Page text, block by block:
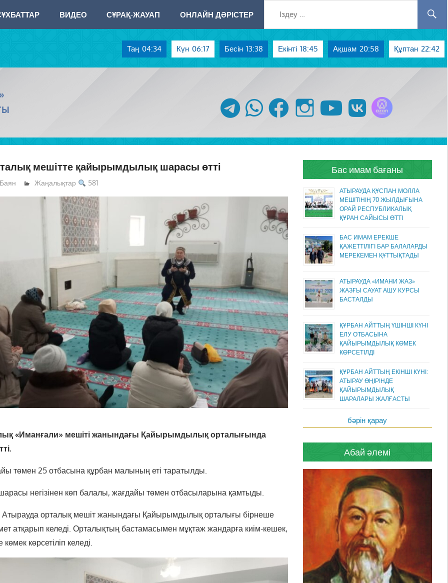
ВИДЕО СҰРАҚ-ЖАУАП ОНЛАЙН ДӘРІСТЕР
Таң 04:34 Күн 06:17 Бесін 13:38 Екінті 18:45 Ақшам 20:58 Құптан 22:42
telegram whatsapp facebook instagram youtubevk
мешітте қайырымдылық шарасы өтті
Баян Жаңалықтар 581
«Иманғали» мешіті жанындағы Қайырымдылық орталығында
төмен 25 отбасына құрбан малының еті таратылды.
негізінен көп балалы, жағдайы төмен отбасыларына қамтыды.
Атырауда орталық мешіт жанындағы Қайырымдылық орталығы бірнеше
атқарып келеді. Орталықтың бастамасымен мұқтаж жандарға киім-кешек,
көмек көрсетіліп келеді.
Бас имам бағаны
АТЫРАУДА ҚҰСПАН МОЛЛА
МЕШІТІНІҢ 70 ЖЫЛДЫҒЫНА
ОРАЙ РЕСПУБЛИКАЛЫҚ
ҚҰРАН САЙЫСЫ ӨТТІ
БАС ИМАМ ЕРЕКШЕ
ҚАЖЕТТІЛІГІ БАР БАЛАЛАРДЫ
МЕРЕКЕМЕН ҚҰТТЫҚТАДЫ
АТЫРАУДА «ИМАНИ ЖАЗ»
ЖАЗҒЫ САУАТ АШУ КУРСЫ
БАСТАЛДЫ
ҚҰРБАН АЙТТЫҢ ҮШІНШІ КҮНІ
ЕЛУ ОТБАСЫНА
ҚАЙЫРЫМДЫЛЫҚ КӨМЕК
КӨРСЕТІЛДІ
ҚҰРБАН АЙТТЫҢ ЕКІНШІ КҮНІ:
АТЫРАУ ӨҢІРІНДЕ
ҚАЙЫРЫМДЫЛЫҚ
ШАРАЛАРЫ ЖАЛҒАСТЫ
бәрін қарау
Абай әлемі